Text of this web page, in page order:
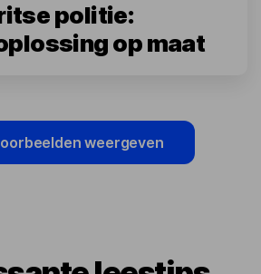
politie:
op maat
weergeven